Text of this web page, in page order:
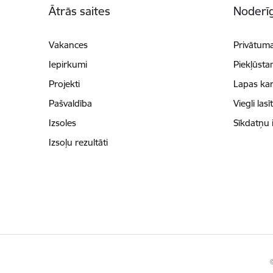
Ātrās saites
Vakances
Iepirkumi
Projekti
Pašvaldība
Izsoles
Izsoļu rezultāti
Lapas
Viegli lasīt
Sīkdatņu